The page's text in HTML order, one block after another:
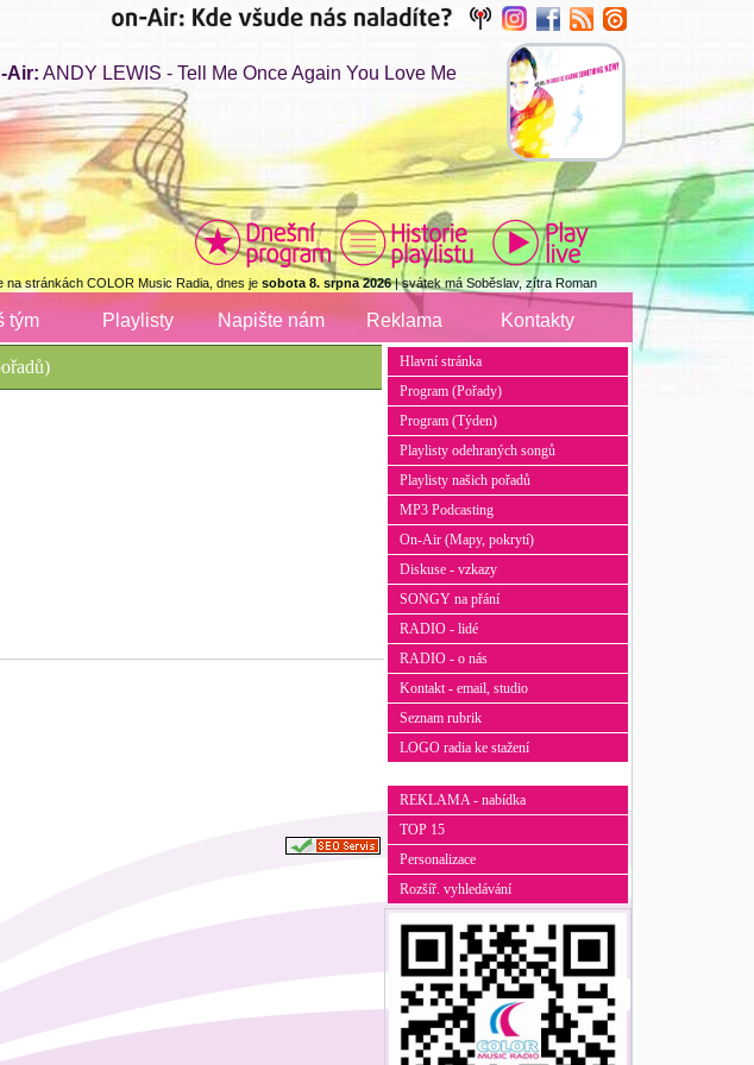
Air: ANDY LEWIS - Tell Me Once Again You Love Me
na stránkách COLOR Music Radia, dnes je sobota 8. srpna 2026| svátek má Soběslav, zítra Roman
tým Playlisty Napište nám Reklama Kontakty
Hlavní stránka
Program (Pořady)
Program (Týden)
Playlisty odehraných songů
Playlisty našich pořadů
MP3 Podcasting
On-Air (Mapy, pokrytí)
Diskuse - vzkazy
SONGY na přání
RADIO - lidé
RADIO - o nás
Kontakt - email, studio
Seznam rubrik
LOGO radia ke stažení
REKLAMA - nabídka
TOP 15
Personalizace
Rozšíř. vyhledávání